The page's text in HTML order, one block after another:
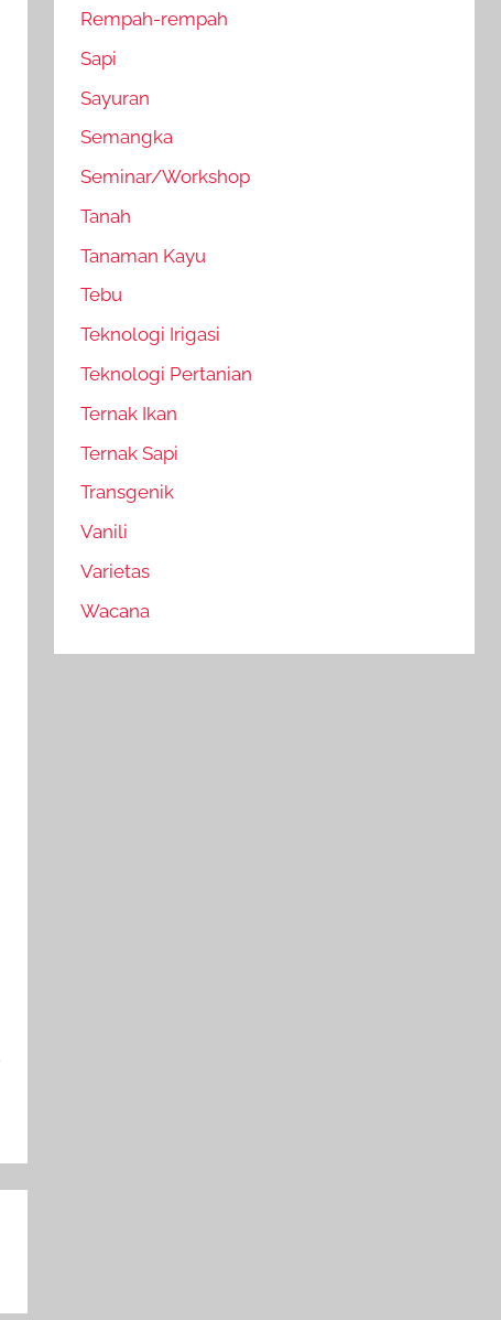
Rempah-rempah
Sapi
Sayuran
Semangka
Seminar/Workshop
Tanah
Tanaman Kayu
Tebu
Teknologi Irigasi
Teknologi Pertanian
Ternak Ikan
Ternak Sapi
Transgenik
Vanili
Varietas
Wacana